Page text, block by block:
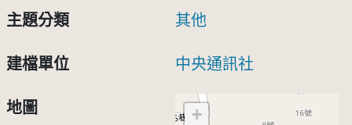
主題分類 其他
建檔單位 中央通訊社
地圖
+